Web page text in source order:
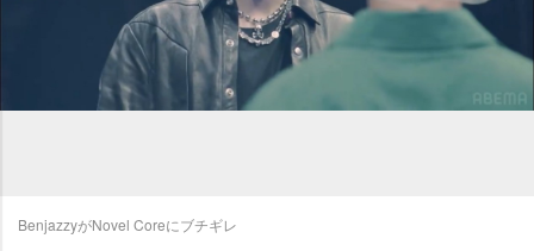
BenjazzyがNovel Coreにブチギレ